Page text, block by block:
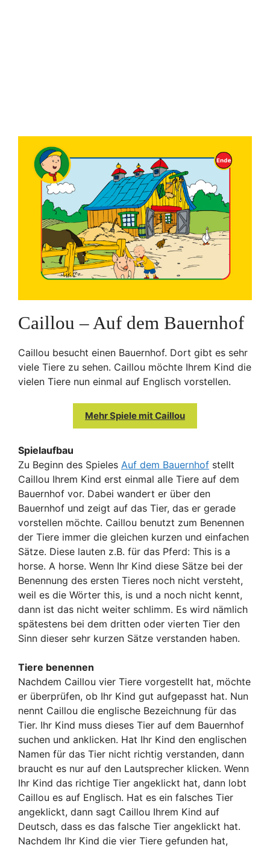
Caillou – Auf dem Bauernhof
Caillou besucht einen Bauernhof. Dort gibt es sehr
viele Tiere zu sehen. Caillou möchte Ihrem Kind die
vielen Tiere nun einmal auf Englisch vorstellen.
Mehr Spiele mit Caillou
Spielaufbau
Zu Beginn des Spieles Auf dem Bauernhof stellt
Caillou Ihrem Kind erst einmal alle Tiere auf dem
Bauernhof vor. Dabei wandert er über den
Bauernhof und zeigt auf das Tier, das er gerade
vorstellen möchte. Caillou benutzt zum Benennen
der Tiere immer die gleichen kurzen und einfachen
Sätze. Diese lauten z.B. für das Pferd: This is a
horse. A horse. Wenn Ihr Kind diese Sätze bei der
Benennung des ersten Tieres noch nicht versteht,
weil es die Wörter this, is und a noch nicht kennt,
dann ist das nicht weiter schlimm. Es wird nämlich
spätestens bei dem dritten oder vierten Tier den
Sinn dieser sehr kurzen Sätze verstanden haben.
Tiere benennen
Nachdem Caillou vier Tiere vorgestellt hat, möchte
er überprüfen, ob Ihr Kind gut aufgepasst hat. Nun
nennt Caillou die englische Bezeichnung für das
Tier. Ihr Kind muss dieses Tier auf dem Bauernhof
suchen und anklicken. Hat Ihr Kind den englischen
Namen für das Tier nicht richtig verstanden, dann
braucht es nur auf den Lautsprecher klicken. Wenn
Ihr Kind das richtige Tier angeklickt hat, dann lobt
Caillou es auf Englisch. Hat es ein falsches Tier
angeklickt, dann sagt Caillou Ihrem Kind auf
Deutsch, dass es das falsche Tier angeklickt hat.
Nachdem Ihr Kind die vier Tiere gefunden hat,